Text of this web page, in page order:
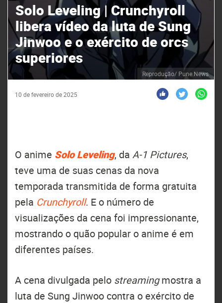
Reprodução/ Pune.News
Solo Leveling | Crunchyroll
libera vídeo da luta de Sung
Jinwoo e o exército de orcs
superiores
10 de fevereiro de 2025
O anime Solo Leveling, da A-1 Pictures,
teve uma de suas cenas da nova
temporada transmitida de forma gratuita
pela Crunchyroll. E o número de
visualizações da cena foi impressionante,
mostrando o quão popular o anime é em
diferentes países.
A cena divulgada pelo streamingmostra a
luta de Sung Jinwoo contra o exército de